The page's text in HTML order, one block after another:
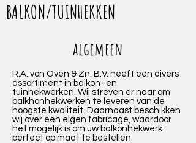
BALKON/TUINHEKKEN
algemeen
R.A. von Oven & Zn. B.V. heeft een divers
assortiment in balkon- en
tuinhekwerken. Wij streven er naar om
balkhonhekwerken te leveren van de
hoogste kwaliteit. Daarnaast beschikken
wij over een eigen fabricage, waardoor
het mogelijk is om uw balkonhekwerk
perfect op maat te bestellen.